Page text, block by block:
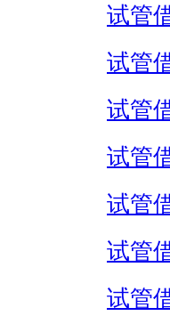
试管
试管
试管
试管
试管
试管
试管